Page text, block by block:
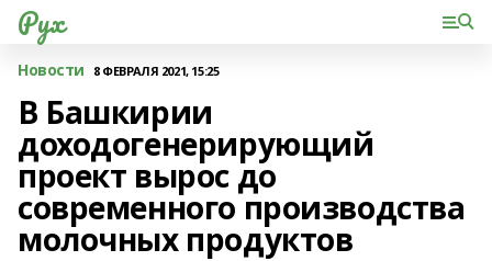
Рух
Новости 8 ФЕВРАЛЯ 2021, 15:25
В Башкирии
доходогенерирующий
проект вырос до
современного производства
молочных продуктов